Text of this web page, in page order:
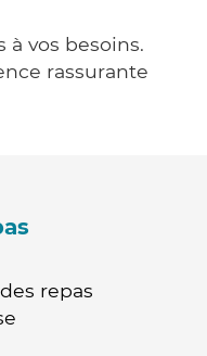
vos besoins.
rassurante
repas